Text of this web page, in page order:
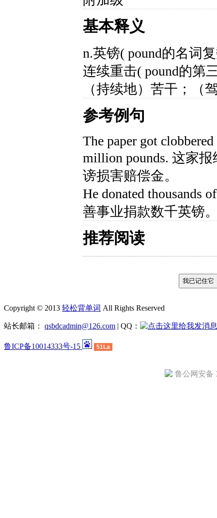
基本释义
n.英镑( pound的名词
连续重击( pound的第
（持续地）苦干；（
参考例句
The paper got
million pounds. 这家
谤损害赔偿金。
He donated thousands
善事业捐款数千英镑
推荐阅读
Copyright © 2013 轻松背单词 All Rights Reserved
站长邮箱： qsbdcadmin@126.com | QQ：
鲁ICP备10014333号-15 51La
鲁公网安备